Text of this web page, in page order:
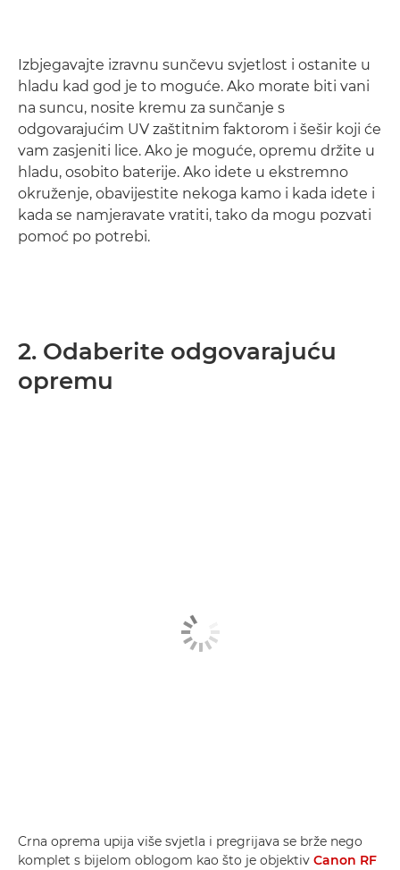
Izbjegavajte izravnu sunčevu svjetlost i ostanite u
hladu kad god je to moguće. Ako morate biti vani
na suncu, nosite kremu za sunčanje s
odgovarajućim UV zaštitnim faktorom i šešir koji će
vam zasjeniti lice. Ako je moguće, opremu držite u
hladu, osobito baterije. Ako idete u ekstremno
okruženje, obavijestite nekoga kamo i kada idete i
kada se namjeravate vratiti, tako da mogu pozvati
pomoć po potrebi.
2. Odaberite odgovarajuću
opremu
Crna oprema upija više svjetla i pregrijava se brže nego
komplet s bijelom oblogom kao što je objektiv Canon RF